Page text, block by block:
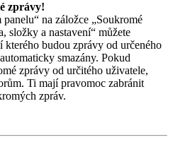
zprávy!
na záložce „Soukromé
složky a nastavení“ můžete
budou zprávy od určeného
smazány. Pokud
zprávy od určitého uživatele,
Ti mají pravomoc zabránit
zpráv.